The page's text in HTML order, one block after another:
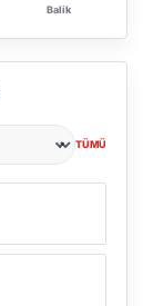
Balik
TÜMÜ